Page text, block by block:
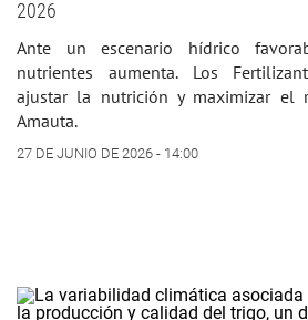
2026
Ante un escenario hídrico
nutrientes aumenta. Los
ajustar la nutrición y maximizar el
Amauta.
27 DE JUNIO DE 2026 - 14:00